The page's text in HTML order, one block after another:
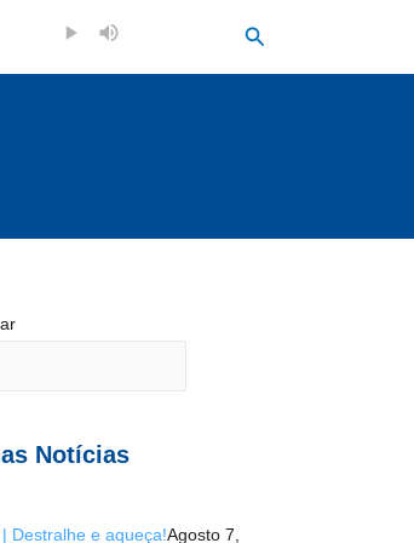
Search
Notícias
Destralhe e aqueça!Agosto 7,